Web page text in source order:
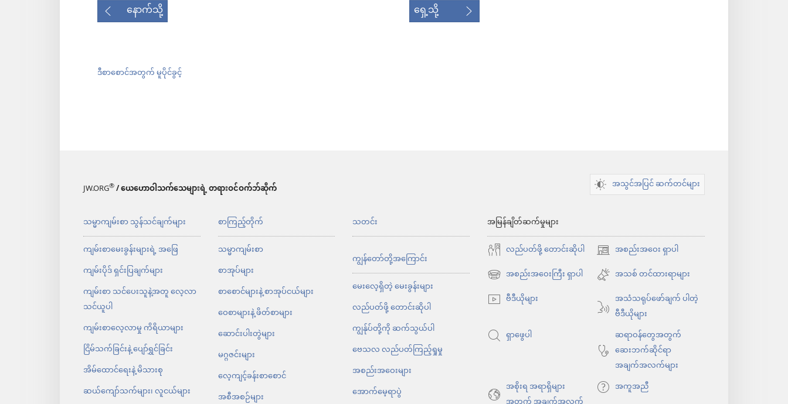
နောက်သို့ ရှေ့သို့
ဒီစာစောင်အတွက် မူပိုင်ခွင့်
JW.ORG®/ ယေဟောဝါသက်သေများရဲ့ တရားဝင်ဝက်ဘ်ဆိုက် အသွင်အပြင် ဆက်တင်များ
သမ္မာကျမ်းစာ သွန်သင်ချက်များ
ကျမ်းစာမေးခွန်းများရဲ့ အဖြေ
ကျမ်းပိုဒ် ရှင်းပြချက်များ
ကျမ်းစာ သင်ပေးသူနဲ့အတူ လေ့လာ
သင်ယူပါ
ကျမ်းစာလေ့လာမှု ကိရိယာများ
ငြိမ်သက်ခြင်းနဲ့ ပျော်ရွှင်ခြင်း
အိမ်ထောင်ရေးနဲ့ မိသားစု
ဆယ်ကျော်သက်များ၊ လူငယ်များ
စာကြည့်တိုက်
သမ္မာကျမ်းစာ
စာအုပ်များ
စာစောင်များနဲ့ စာအုပ်ငယ်များ
ဝေစာများနဲ့ ဖိတ်စာများ
ဆောင်းပါးတွဲများ
မဂ္ဂဇင်းများ
လေ့ကျင့်ခန်းစာစောင်
အစီအစဉ်များ
သတင်း
ကျွန်တော်တို့အကြောင်း
မေးလေ့ရှိတဲ့ မေးခွန်းများ
လည်ပတ်ဖို့ တောင်းဆိုပါ
ကျွန်ုပ်တို့ကို ဆက်သွယ်ပါ
ဗေသလ လည်ပတ်ကြည့်ရှုမှု
အစည်းအဝေးများ
အောက်မေ့ရာပွဲ
အမြန်ချိတ်ဆက်မှုများ
လည်ပတ်ဖို့ တောင်းဆိုပါ
အစည်းအဝေး ရှာပါ
(window
အသစ်
င့်
နေ
တယ်)
အစည်းအဝေးကြီး ရှာပါ
(window
အသစ်
င့်
နေ
အသစ် တင်ထားရာများ
ဗီဒီယိုများ
အသံသရုပ်ဖော်ချက် ပါတဲ့
ဗီဒီယိုများ
ရှာဖွေပါ
ဆရာဝန်တွေအတွက်
ဆေးဘက်ဆိုင်ရာ
အချက်အလက်များ
အစိုးရ အရာရှိများ
အကူအညီ